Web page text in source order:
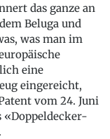
das ganze an
Beluga und
was man im
eine
eingereicht,
vom 24. Juni
«Doppeldecker-